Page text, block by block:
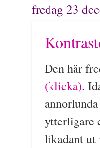
fredag 23
Den här
(klicka).
ytterligare
likadant ut